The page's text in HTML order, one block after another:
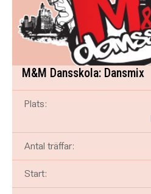
M&M Dansskola: Dansmix
Plats:
Antal träffar:
Start: